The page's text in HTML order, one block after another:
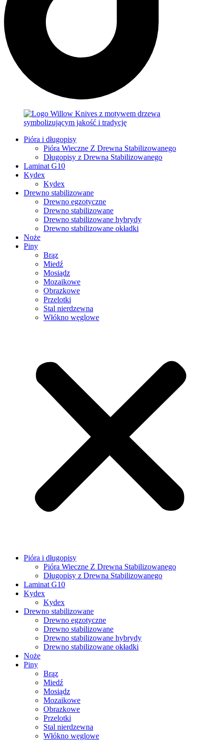
Pióra i długopisy
Pióra Wieczne Z Drewna Stabilizowanego
Długopisy z Drewna Stabilizowanego
Laminat G10
Kydex
Kydex
Drewno stabilizowane
Drewno egzotyczne
Drewno stabilizowane
Drewno stabilizowane hybrydy
Drewno stabilizowane okładki
Noże
Piny
Brąz
Miedź
Mosiądz
Mozaikowe
Obrazkowe
Przelotki
Stal nierdzewna
Włókno węglowe
Pióra i długopisy
Pióra Wieczne Z Drewna Stabilizowanego
Długopisy z Drewna Stabilizowanego
Laminat G10
Kydex
Kydex
Drewno stabilizowane
Drewno egzotyczne
Drewno stabilizowane
Drewno stabilizowane hybrydy
Drewno stabilizowane okładki
Noże
Piny
Brąz
Miedź
Mosiądz
Mozaikowe
Obrazkowe
Przelotki
Stal nierdzewna
Włókno węglowe